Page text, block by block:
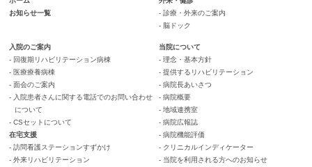
お知らせ一覧
- 診療・外来のご案内
- 脳ドック
入院のご案内
- 回復期リハビリテーション病棟
- 医療療養病棟
- 面会のご案内
- 入院患者さんに関する電話でのお問い合わせ
について
- CSセットについて
在宅支援
- 訪問看護ステーションすずかけ
- 外来リハビリテーション
当院について
- 理念・基本方針
- 提供するリハビリテーション
- 病院長あいさつ
- 病院概要
- 地域連携室
- 病院広報誌
- 病院機能評価
- クリニカルインディケーター
- 当院を利用される方へのお知らせ